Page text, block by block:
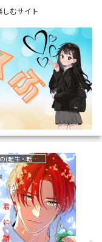
むサイト
育児・子育て